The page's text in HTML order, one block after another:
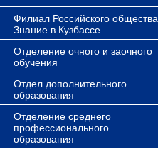
Филиал Российского общества
Знание в Кузбассе
Отделение очного и заочного
обучения
Отдел дополнительного
образования
Отделение среднего
профессионального
образования